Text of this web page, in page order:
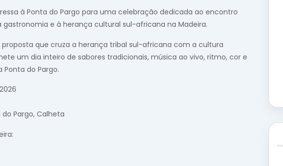
à Ponta do Pargo para uma celebração dedicada ao encontro
e à herança cultural sul-africana na Madeira.
proposta que cruza a herança tribal sul-africana com a cultura
um dia inteiro de sabores tradicionais, música ao vivo, ritmo, cor e
do Pargo.
Pargo, Calheta